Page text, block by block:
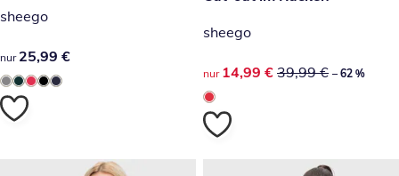
sheego
25,99 €
nur 25,99 €
sheego
reduzierter Preis 14,99 €,
nur 14,99 € 39,99 € – 62 %